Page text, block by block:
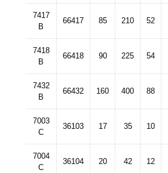
7417
B
66417 85 210 52
7418
B
66418 90 225 54
7432
B
66432 160 400 88
7003
C
36103 17 35 10
7004
C
36104 20 42 12